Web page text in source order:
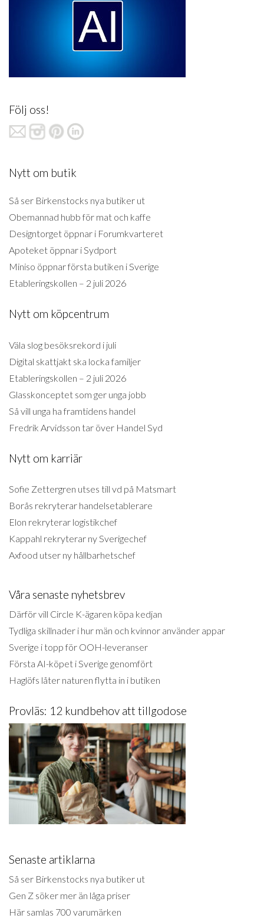
Följ oss!
Nytt om butik
Så ser Birkenstocks nya butiker ut
Obemannad hubb för mat och kaffe
Designtorget öppnar i Forumkvarteret
Apoteket öppnar i Sydport
Miniso öppnar första butiken i Sverige
Etableringskollen – 2 juli 2026
Nytt om köpcentrum
Väla slog besöksrekord i juli
Digital skattjakt ska locka familjer
Etableringskollen – 2 juli 2026
Glasskonceptet som ger unga jobb
Så vill unga ha framtidens handel
Fredrik Arvidsson tar över Handel Syd
Nytt om karriär
Sofie Zettergren utses till vd på Matsmart
Borås rekryterar handelsetablerare
Elon rekryterar logistikchef
Kappahl rekryterar ny Sverigechef
Axfood utser ny hållbarhetschef
Våra senaste nyhetsbrev
Därför vill Circle K-ägaren köpa kedjan
Tydliga skillnader i hur män och kvinnor använder appar
Sverige i topp för OOH-leveranser
Första AI-köpet i Sverige genomfört
Haglöfs låter naturen flytta in i butiken
Provläs: 12 kundbehov att tillgodose
Senaste artiklarna
Så ser Birkenstocks nya butiker ut
Gen Z söker mer än låga priser
Här samlas 700 varumärken